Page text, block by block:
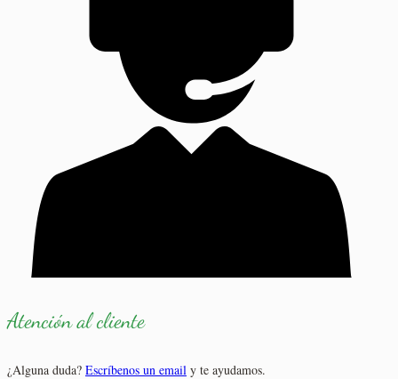
Atención al cliente
¿Alguna duda? Escríbenos un email y te ayudamos.